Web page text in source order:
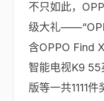
不只如此，
级大礼
含OPPO Find
智能电视K9
版等一共1111